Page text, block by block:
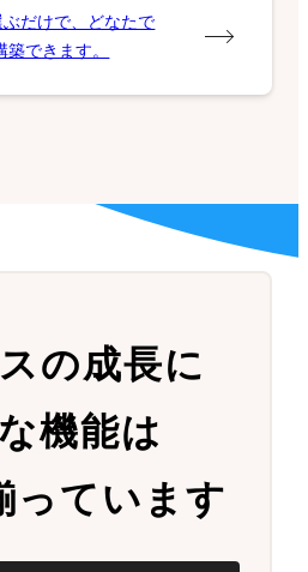
だけで、どなたで
できます。
の成長に
機能は
っています